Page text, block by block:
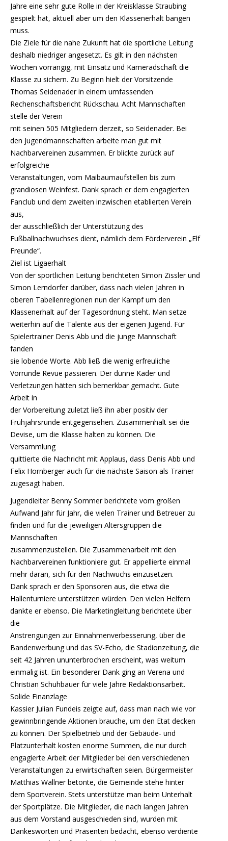
Jahre eine sehr gute Rolle in der Kreisklasse Straubing
gespielt hat, aktuell aber um den Klassenerhalt bangen
muss.
Die Ziele für die nahe Zukunft hat die sportliche Leitung
deshalb niedriger angesetzt. Es gilt in den nächsten
Wochen vorrangig, mit Einsatz und Kameradschaft die
Klasse zu sichern. Zu Beginn hielt der Vorsitzende
Thomas Seidenader in einem umfassenden
Rechenschaftsbericht Rückschau. Acht Mannschaften
stelle der Verein
mit seinen 505 Mitgliedern derzeit, so Seidenader. Bei
den Jugendmannschaften arbeite man gut mit
Nachbarvereinen zusammen. Er blickte zurück auf
erfolgreiche
Veranstaltungen, vom Maibaumaufstellen bis zum
grandiosen Weinfest. Dank sprach er dem engagierten
Fanclub und dem zweiten inzwischen etablierten Verein
aus,
der ausschließlich der Unterstützung des
Fußballnachwuchses dient, nämlich dem Förderverein „Elf
Freunde“.
Ziel ist Ligaerhalt
Von der sportlichen Leitung berichteten Simon Zissler und
Simon Lerndorfer darüber, dass nach vielen Jahren in
oberen Tabellenregionen nun der Kampf um den
Klassenerhalt auf der Tagesordnung steht. Man setze
weiterhin auf die Talente aus der eigenen Jugend. Für
Spielertrainer Denis Abb und die junge Mannschaft
fanden
sie lobende Worte. Abb ließ die wenig erfreuliche
Vorrunde Revue passieren. Der dünne Kader und
Verletzungen hätten sich bemerkbar gemacht. Gute
Arbeit in
der Vorbereitung zuletzt ließ ihn aber positiv der
Frühjahrsrunde entgegensehen. Zusammenhalt sei die
Devise, um die Klasse halten zu können. Die
Versammlung
quittierte die Nachricht mit Applaus, dass Denis Abb und
Felix Hornberger auch für die nächste Saison als Trainer
zugesagt haben.
Jugendleiter Benny Sommer berichtete vom großen
Aufwand Jahr für Jahr, die vielen Trainer und Betreuer zu
finden und für die jeweiligen Altersgruppen die
Mannschaften
zusammenzustellen. Die Zusammenarbeit mit den
Nachbarvereinen funktioniere gut. Er appellierte einmal
mehr daran, sich für den Nachwuchs einzusetzen.
Dank sprach er den Sponsoren aus, die etwa die
Hallenturniere unterstützen würden. Den vielen Helfern
dankte er ebenso. Die Marketingleitung berichtete über
die
Anstrengungen zur Einnahmenverbesserung, über die
Bandenwerbung und das SV-Echo, die Stadionzeitung, die
seit 42 Jahren ununterbrochen erscheint, was weitum
einmalig ist. Ein besonderer Dank ging an Verena und
Christian Schuhbauer für viele Jahre Redaktionsarbeit.
Solide Finanzlage
Kassier Julian Fundeis zeigte auf, dass man nach wie vor
gewinnbringende Aktionen brauche, um den Etat decken
zu können. Der Spielbetrieb und der Gebäude- und
Platzunterhalt kosten enorme Summen, die nur durch
engagierte Arbeit der Mitglieder bei den verschiedenen
Veranstaltungen zu erwirtschaften seien. Bürgermeister
Matthias Wallner betonte, die Gemeinde stehe hinter
dem Sportverein. Stets unterstütze man beim Unterhalt
der Sportplätze. Die Mitglieder, die nach langen Jahren
aus dem Vorstand ausgeschieden sind, wurden mit
Dankesworten und Präsenten bedacht, ebenso verdiente